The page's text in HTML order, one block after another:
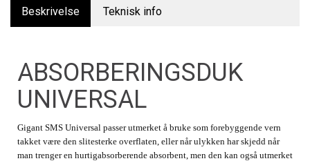
Beskrivelse Teknisk info
ABSORBERINGSDUK
UNIVERSAL
Gigant SMS Universal passer utmerket å bruke som forebyggende vern
takket være den slitesterke overflaten, eller når ulykken har skjedd når
man trenger en hurtigabsorberende absorbent, men den kan også utmerket